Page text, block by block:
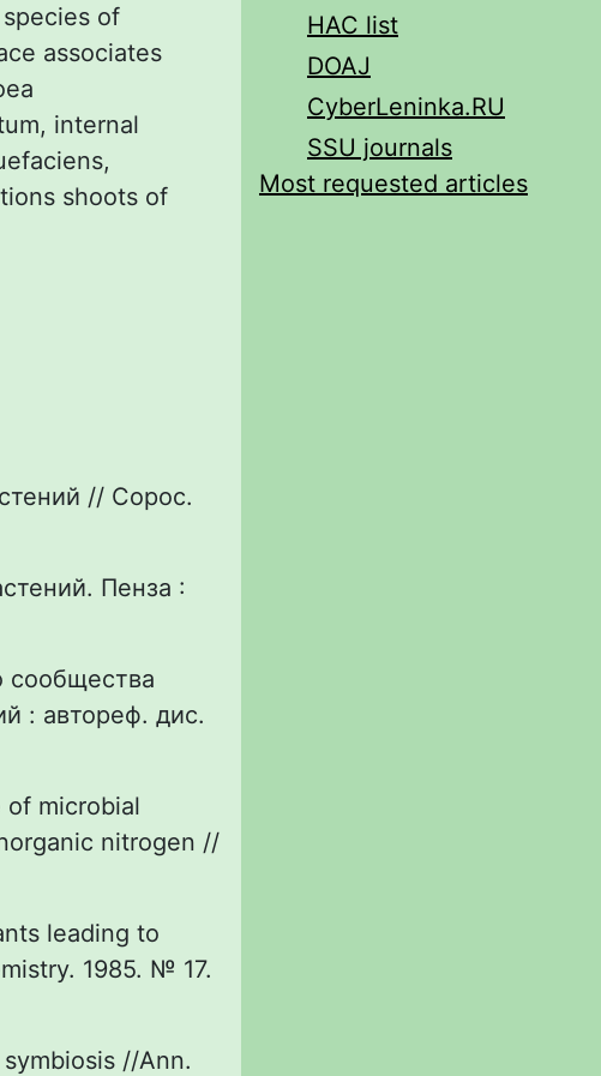
of
associates
internal
shoots of
// Сорос.
Пенза :
сообщества
: автореф. дис.
of microbial
nitrogen //
leading to
1985. № 17.
//Ann.
HAC list
DOAJ
CyberLeninka.RU
SSU journals
Most requested articles